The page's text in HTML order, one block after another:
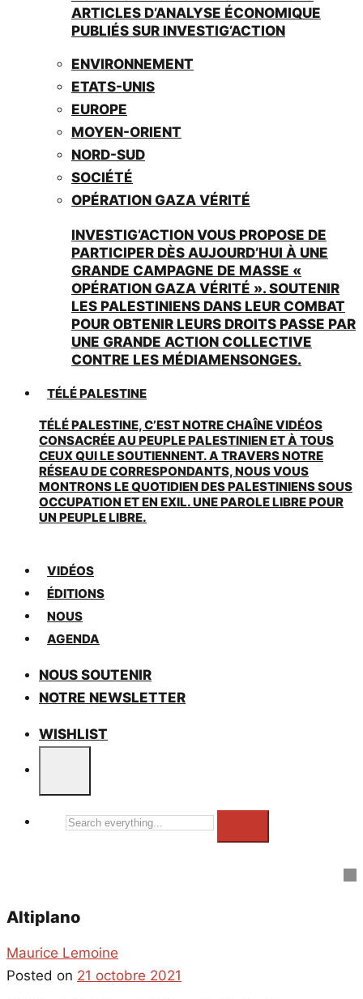
ARTICLES D’ANALYSE ÉCONOMIQUE
PUBLIÉS SUR INVESTIG’ACTION
ENVIRONNEMENT
ETATS-UNIS
EUROPE
MOYEN-ORIENT
NORD-SUD
SOCIÉTÉ
OPÉRATION GAZA VÉRITÉ
INVESTIG’ACTION VOUS PROPOSE DE
PARTICIPER DÈS AUJOURD’HUI À UNE
GRANDE CAMPAGNE DE MASSE «
OPÉRATION GAZA VÉRITÉ ». SOUTENIR
LES PALESTINIENS DANS LEUR COMBAT
POUR OBTENIR LEURS DROITS PASSE PAR
UNE GRANDE ACTION COLLECTIVE
CONTRE LES MÉDIAMENSONGES.
TÉLÉ PALESTINE
TÉLÉ PALESTINE, C’EST NOTRE CHAÎNE VIDÉOS
CONSACRÉE AU PEUPLE PALESTINIEN ET À TOUS
CEUX QUI LE SOUTIENNENT. A TRAVERS NOTRE
RÉSEAU DE CORRESPONDANTS, NOUS VOUS
MONTRONS LE QUOTIDIEN DES PALESTINIENS SOUS
OCCUPATION ET EN EXIL. UNE PAROLE LIBRE POUR
UN PEUPLE LIBRE.
VIDÉOS
ÉDITIONS
NOUS
AGENDA
NOUS SOUTENIR
NOTRE NEWSLETTER
WISHLIST
Search
Altiplano
Maurice Lemoine
Posted on 21 octobre 2021